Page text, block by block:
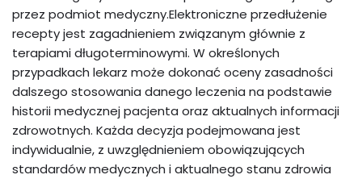
przez podmiot medyczny.Elektroniczne przedłużenie
recepty jest zagadnieniem związanym głównie z
terapiami długoterminowymi. W określonych
przypadkach lekarz może dokonać oceny zasadności
dalszego stosowania danego leczenia na podstawie
historii medycznej pacjenta oraz aktualnych informacji
zdrowotnych. Każda decyzja podejmowana jest
indywidualnie, z uwzględnieniem obowiązujących
standardów medycznych i aktualnego stanu zdrowia